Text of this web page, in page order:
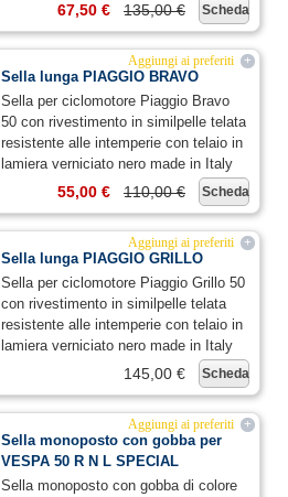
Scheda
135,00 €
67,50 €
+
Aggiungi ai preferiti
Sella lunga PIAGGIO BRAVO
Sella per ciclomotore Piaggio Bravo
50 con rivestimento in similpelle telata
resistente alle intemperie con telaio in
lamiera verniciato nero made in Italy
Scheda
110,00 €
55,00 €
+
Aggiungi ai preferiti
Sella lunga PIAGGIO GRILLO
Sella per ciclomotore Piaggio Grillo 50
con rivestimento in similpelle telata
resistente alle intemperie con telaio in
lamiera verniciato nero made in Italy
Scheda
145,00 €
+
Aggiungi ai preferiti
Sella monoposto con gobba per
VESPA 50 R N L SPECIAL
Sella monoposto con gobba di colore